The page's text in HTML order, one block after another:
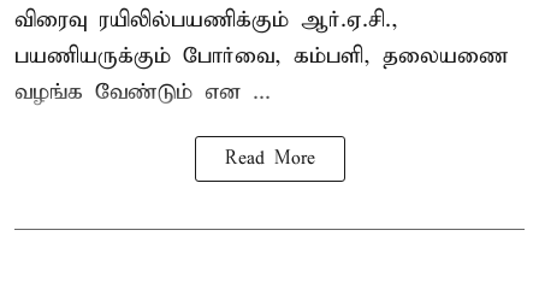
விரைவு ரயிலில்பயணிக்கும் ஆர்.ஏ.சி.,
பயணியருக்கும் போர்வை, கம்பளி, தலையணை
வழங்க வேண்டும் என ...
Read More